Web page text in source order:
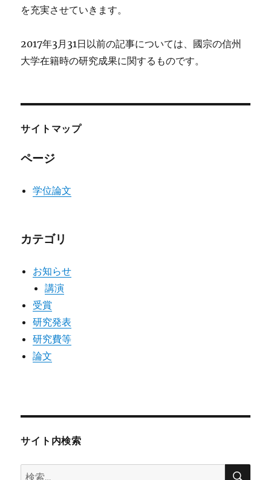
を充実させていきます。
2017年3月31日以前の記事については、國宗の信州
大学在籍時の研究成果に関するものです。
サイトマップ
ページ
学位論文
カテゴリ
お知らせ
講演
受賞
研究発表
研究費等
論文
サイト内検索
検
検